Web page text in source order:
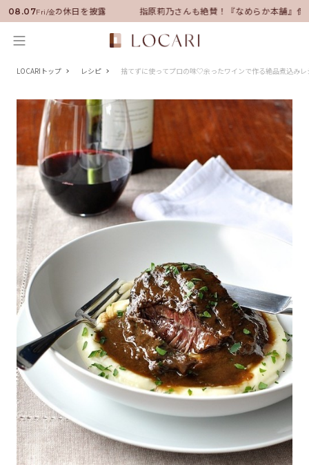
08.07Fri/金
いい男の休日を披露 指原莉乃さんも絶賛！『なめらか本舗』保湿ラ
LOCARIトップ レシピ 捨てずに使ってプロの味♡余ったワインで作る絶品煮込みレ